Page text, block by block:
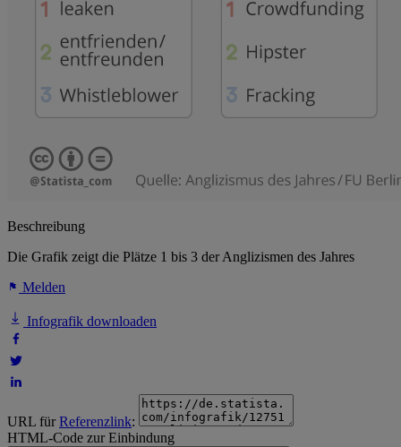
Beschreibung
Die Grafik zeigt die Plätze 1 bis 3 der Anglizismen des Jahres
Melden
Infografik downloaden
URL fürReferenzlink:
HTML-Code zur Einbindung